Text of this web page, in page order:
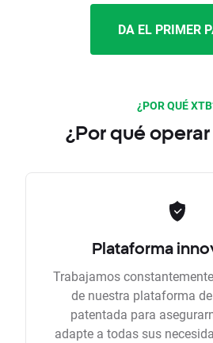
DA EL PRIMER
¿POR QUÉ
¿Por qué
Plataforma
Trabajamos
de nuestra plataforma
patentada para
adapte a todas sus